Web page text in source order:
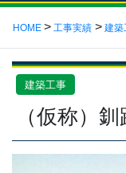
HOME 工事実績 建築
建築工事
（仮称）